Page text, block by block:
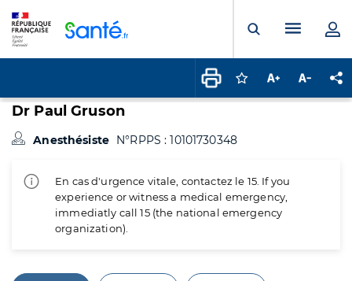
Ouvrir laMenu
Connectez-vous
Augmenter la
Dr Paul Gruson
Anesthésiste N°RPPS : 10101730348
En cas d'urgence vitale, contactez le 15. If you
experience or witness a medical emergency,
immediatly call 15 (the national emergency
organization).